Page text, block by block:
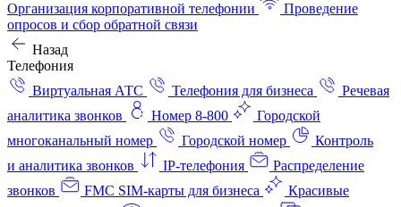
Организация корпоративной телефонии
Проведение
опросов и сбор обратной связи
Назад
Телефония
Виртуальная АТС
Телефония для бизнеса
Речевая
аналитика звонков
Номер 8-800
Городской
многоканальный номер
Городской номер
Контроль
и аналитика звонков
IP-телефония
Распределение
звонков
FMC SIM-карты для бизнеса
Красивые